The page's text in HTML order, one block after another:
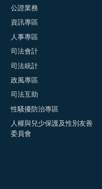
公證業務
資訊專區
人事專區
司法會計
司法統計
政風專區
司法互助
性騷擾防治專區
人權與兒少保護及性別友善
委員會